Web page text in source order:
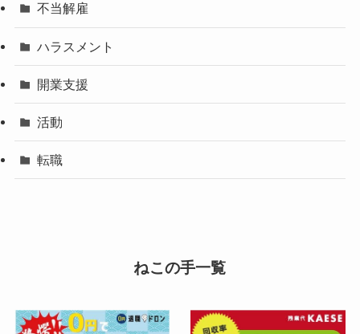
不当解雇
ハラスメント
開業支援
活動
転職
ねこの手一覧